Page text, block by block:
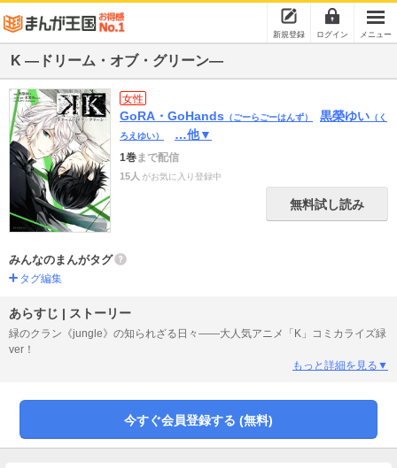
新規登録 ログイン メニュー
K ―ドリーム・オブ・グリーン―
女性
GoRA・GoHands （ごーらごーはんず） 黒榮ゆい （く
ろえゆい）
…他▼
1巻まで配信
15人 がお気に入り登録中
無料試し読み
みんなのまんがタグ
タグ編集
あらすじ | ストーリー
緑のクラン《jungle》の知られざる日々――大人気アニメ「K」コミカライズ緑
ver！
もっと詳細を見る▼
今すぐ会員登録する (無料)